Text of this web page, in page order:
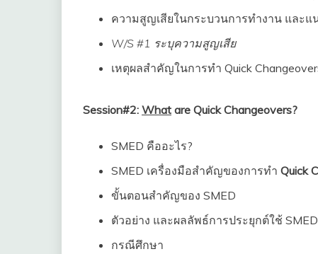
ความสูญเสียในกระบวนการทำงาน และ
W/S #1 ระบุความสูญเสีย
เหตุผลสำคัญในการทำ Quick
Session#2: What are Quick Changeovers?
SMED คืออะไร?
SMED เครื่องมือสำคัญของการทำ Quick
ขั้นตอนสำคัญของ SMED
ตัวอย่าง และผลลัพธ์การประยุกต์ใช้ SMED
กรณีศึกษา